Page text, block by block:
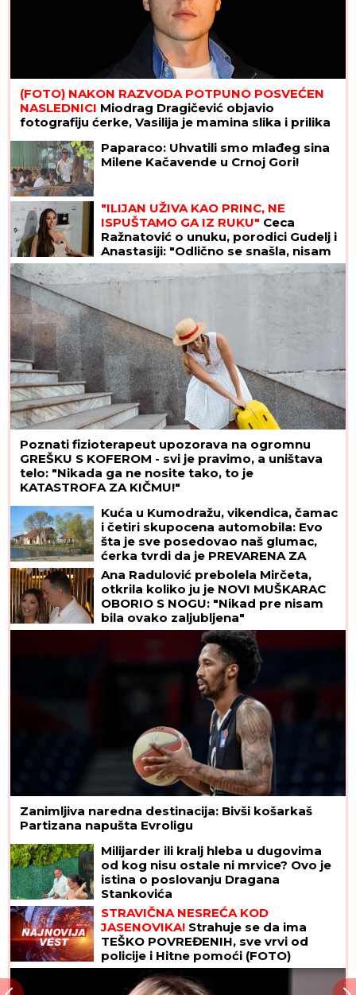
(FOTO) NAKON RAZVODA POTPUNO POSVEĆEN
NASLEDNICI Miodrag Dragičević objavio
fotografiju ćerke, Vasilija je mamina slika i prilika
Paparaco: Uhvatili smo mlađeg sina
Milene Kačavende u Crnoj Gori!
"ILIJAN UŽIVA KAO PRINC, NE
ISPUŠTAMO GA IZ RUKU" Ceca
Ražnatović o unuku, porodici Gudelj i
Anastasiji: "Odlično se snašla, nisam
je savetovala", spomenula i novi
album posle 10 godina
Poznati fizioterapeut upozorava na ogromnu
GREŠKU S KOFEROM - svi je pravimo, a uništava
telo: "Nikada ga ne nosite tako, to je
KATASTROFA ZA KIČMU!"
Kuća u Kumodražu, vikendica, čamac
i četiri skupocena automobila: Evo
šta je sve posedovao naš glumac,
ćerka tvrdi da je PREVARENA ZA
NASLEDSTVO
Ana Radulović prebolela Mirčeta,
otkrila koliko ju je NOVI MUŠKARAC
OBORIO S NOGU: "Nikad pre nisam
bila ovako zaljubljena"
Zanimljiva naredna destinacija: Bivši košarkaš
Partizana napušta Evroligu
Milijarder ili kralj hleba u dugovima
od kog nisu ostale ni mrvice? Ovo je
istina o poslovanju Dragana
Stankovića
STRAVIČNA NESREĆA KOD
JASENOVIKA! Strahuje se da ima
TEŠKO POVREĐENIH, sve vrvi od
policije i Hitne pomoći (FOTO)